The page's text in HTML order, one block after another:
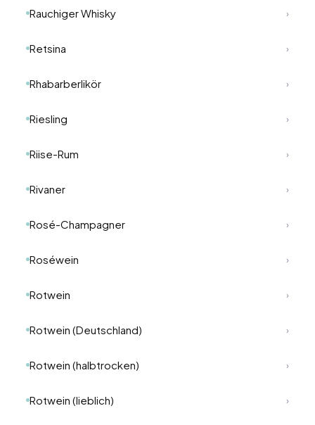
Rauchiger Whisky ›
Retsina ›
Rhabarberlikör ›
Riesling ›
Riise-Rum ›
Rivaner ›
Rosé-Champagner ›
Roséwein ›
Rotwein ›
Rotwein (Deutschland) ›
Rotwein (halbtrocken) ›
Rotwein (lieblich) ›